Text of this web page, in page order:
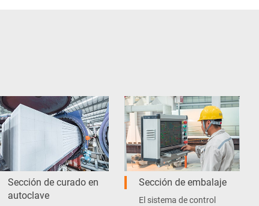
Sección de curado en
autoclave
Sección de embalaje
El sistema de control